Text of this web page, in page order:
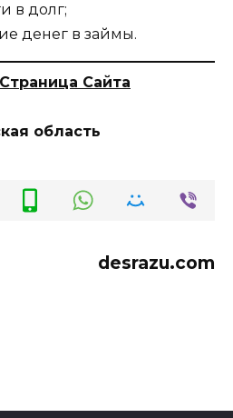
в долг;
денег в займы.
Сайта
область
desrazu.com